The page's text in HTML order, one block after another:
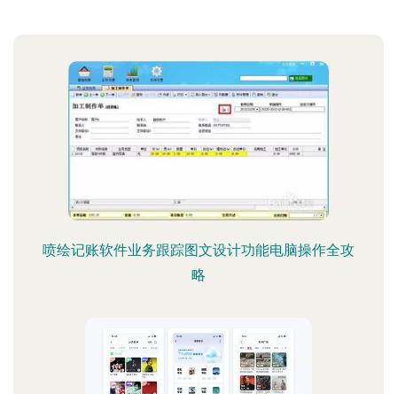
喷绘记账软件业务跟踪图文设计功能电脑操作全攻
略